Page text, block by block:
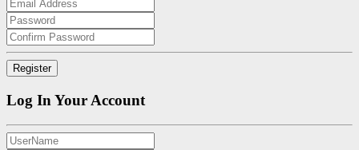
Log In Your Account